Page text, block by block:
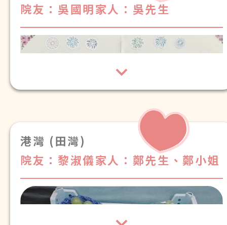
院友：吳國明家人：吳先生
致港灣護理安老院：院長、各職員及
護理姑娘：
感謝你們對爸爸(吳國明)的照顧及關
心。
祝你們新年快樂，身體健康！
港灣 (田灣)
院友：黎淑儀家人：鄭先生、鄭小姐